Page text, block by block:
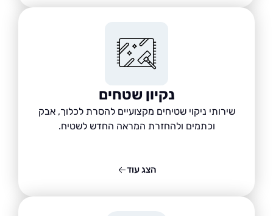
נקיון שטחים
שירותי ניקוי שטיחים מקצועיים להסרת לכלוך, אבק
וכתמים ולהחזרת המראה החדש לשטיח.